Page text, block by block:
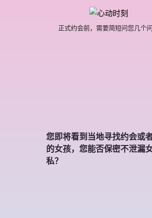
正式约会前，需要简短问您几个
您即将看到当地寻找约会或
的女孩，您能否保密不泄漏
私？